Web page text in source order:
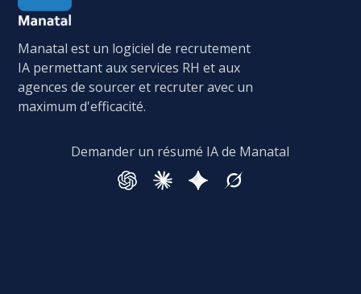
Manatal est un logiciel de recrutement
IA permettant aux services RH et aux
agences de sourcer et recruter avec un
maximum d'efficacité.
Demander un résumé IA de Manatal